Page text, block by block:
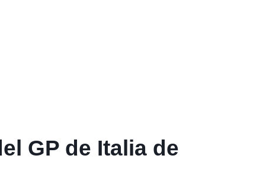
GP de Italia de